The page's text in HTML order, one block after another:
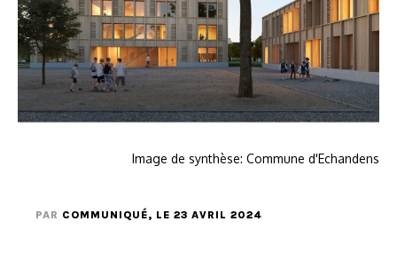
Image de synthèse: Commune d'Echandens
PAR COMMUNIQUÉ, LE 23 AVRIL 2024